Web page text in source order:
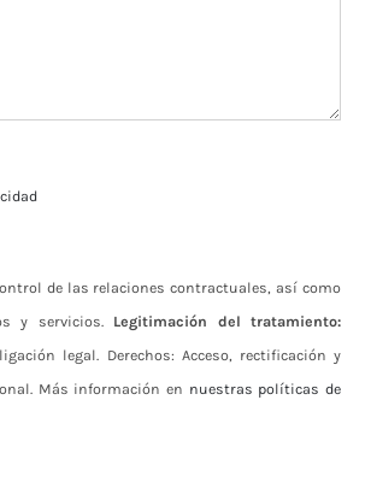
de las relaciones contractuales, así como
y servicios. Legitimación del tratamiento:
legal. Derechos: Acceso, rectificación y
Más información en nuestras políticas de